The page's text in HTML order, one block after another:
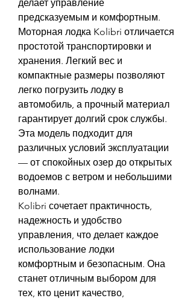
делает управление
предсказуемым и комфортным.
Моторная лодка Kolibri отличается
простотой транспортировки и
хранения. Легкий вес и
компактные размеры позволяют
легко погрузить лодку в
автомобиль, а прочный материал
гарантирует долгий срок службы.
Эта модель подходит для
различных условий эксплуатации
— от спокойных озер до открытых
водоемов с ветром и небольшими
волнами.
Kolibri сочетает практичность,
надежность и удобство
управления, что делает каждое
использование лодки
комфортным и безопасным. Она
станет отличным выбором для
тех, кто ценит качество,